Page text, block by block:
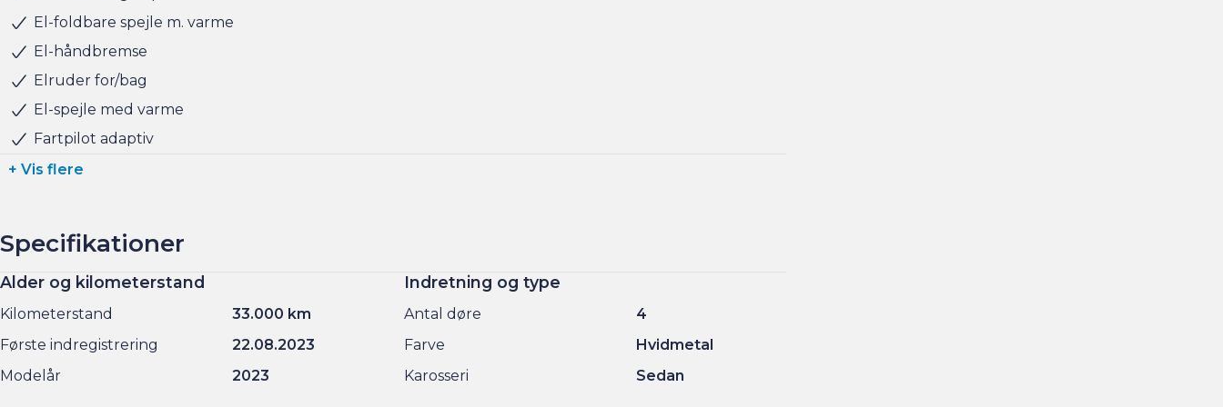
El-foldbare spejle m. varme
El-håndbremse
Elruder for/bag
El-spejle med varme
Fartpilot adaptiv
+ Vis flere
Specifikationer
Alder og kilometerstand
Kilometerstand
33.000 km
Første indregistrering
22.08.2023
Modelår
2023
Indretning og type
Antal døre
4
Farve
Hvidmetal
Karosseri
Sedan
Motor og ydelse
0-100 km/t
Tophastighed
225 km/t
Maksimal effekt
Elektriske egenskaber
Batteristørrelse
75,00 kWh
Rækkevidde (WLTP)
638,00 km
CO2 Udledning
0,00 g/km
Rummelighed og mål
Køreklar vægt
1835 kg
Totalvægt
2149 kg
Antal sæder
5
Økonomi
Brændstofforbrug (NEDC)
62,50 km/l
Grøn ejerafgift (årlig)
920 kr.
Leveringsomkostninger (inkl.)
4.680 kr.